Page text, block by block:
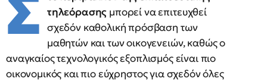
τηλεόρασης μπορεί να επιτευχθεί
σχεδόν καθολική πρόσβαση των
μαθητών και των οικογενειών, καθώς ο
αναγκαίος τεχνολογικός εξοπλισμός είναι πιο
οικονομικός και πιο εύχρηστος για σχεδόν όλες